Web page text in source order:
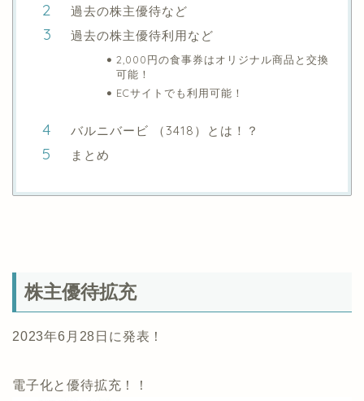
過去の株主優待など
過去の株主優待利用など
2,000円の食事券はオリジナル商品と交換
可能！
ECサイトでも利用可能！
バルニバービ （3418）とは！？
まとめ
株主優待拡充
2023年6月28日に発表！
電子化と優待拡充！！